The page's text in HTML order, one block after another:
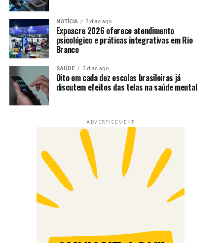
NOTÍCIA 3 dias ago
Expoacre 2026 oferece atendimento
psicológico e práticas integrativas em Rio
Branco
SAÚDE 3 dias ago
Oito em cada dez escolas brasileiras já
discutem efeitos das telas na saúde mental
ADVERTISEMENT